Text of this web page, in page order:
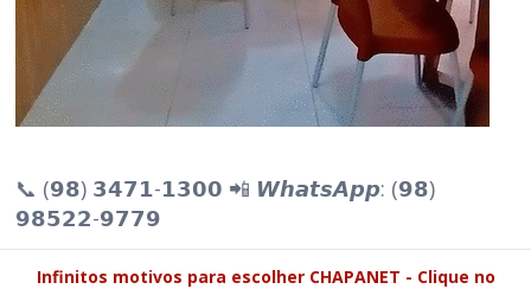
📞 (𝟵𝟴) 𝟯𝟰𝟳𝟭-𝟭𝟯𝟬𝟬 📲 𝙒𝙝𝙖𝙩𝙨𝘼𝙥𝙥: (𝟵𝟴)
𝟵𝟴𝟱𝟮𝟮-𝟵𝟳𝟳𝟵
Infinitos motivos para escolher CHAPANET - Clique no